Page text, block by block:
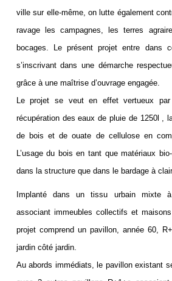
ville sur elle-même, on lutte également
ravage les campagnes, les terres
bocages. Le présent projet entre dans
s’inscrivant dans une démarche
grâce à une maîtrise d’ouvrage engagée.
Le projet se veut en effet vertueux par
récupération des eaux de pluie de 1250l ,
de bois et de ouate de cellulose en
L’usage du bois en tant que matériaux
dans la structure que dans le bardage à
Implanté dans un tissu urbain mixte à
associant immeubles collectifs et
projet comprend un pavillon, année 60,
jardin côté jardin.
Au abords immédiats, le pavillon existant